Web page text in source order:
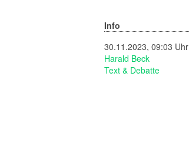
Info
30.11.2023, 09:03 Uhr
Harald Beck
Text & Debatte